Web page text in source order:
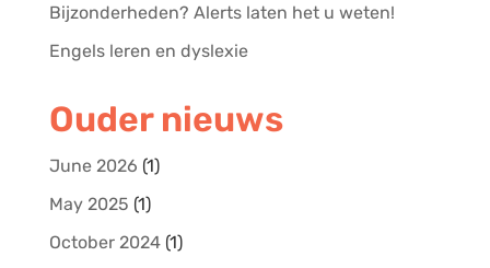
Bijzonderheden? Alerts laten het u weten!
Engels leren en dyslexie
Ouder nieuws
June 2026 (1)
May 2025 (1)
October 2024(1)